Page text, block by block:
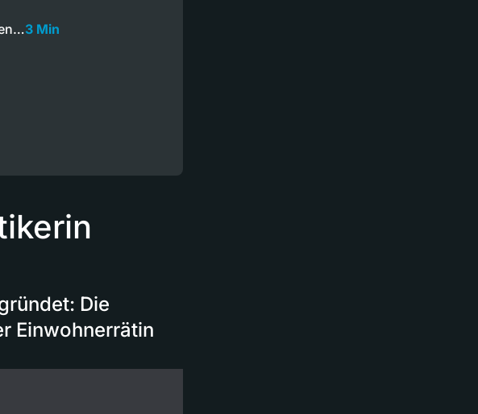
3 Min
Die
Einwohnerrätin